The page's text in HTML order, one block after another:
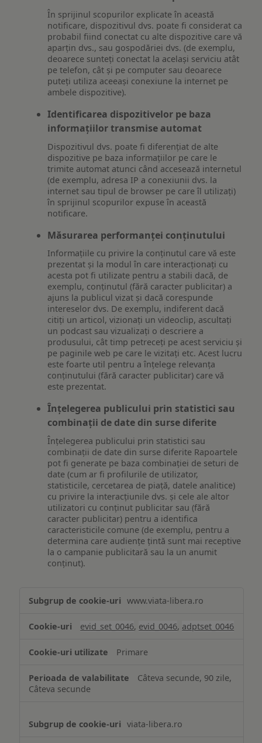
În sprijinul scopurilor explicate în această
notificare, dispozitivul dvs. poate fi considerat ca
probabil fiind conectat cu alte dispozitive care vă
aparțin dvs., sau gospodăriei dvs. (de exemplu,
deoarece sunteți conectat la același serviciu atât
pe telefon, cât și pe computer sau deoarece
puteți utiliza aceeași conexiune la internet pe
ambele dispozitive).
Identificarea dispozitivelor pe baza
informațiilor transmise automat
Dispozitivul dvs. poate fi diferențiat de alte
dispozitive pe baza informațiilor pe care le
trimite automat atunci când accesează internetul
(de exemplu, adresa IP a conexiunii dvs. la
internet sau tipul de browser pe care îl utilizați)
în sprijinul scopurilor expuse în această
notificare.
Măsurarea performanței conținutului
Informațiile cu privire la conținutul care vă este
prezentat și la modul în care interacționați cu
acesta pot fi utilizate pentru a stabili dacă, de
exemplu, conținutul (fără caracter publicitar) a
ajuns la publicul vizat și dacă corespunde
intereselor dvs. De exemplu, indiferent dacă
citiți un articol, vizionați un videoclip, ascultați
un podcast sau vizualizați o descriere a
produsului, cât timp petreceți pe acest serviciu și
pe paginile web pe care le vizitați etc. Acest lucru
este foarte util pentru a înțelege relevanța
conținutului (fără caracter publicitar) care vă
este prezentat.
Înțelegerea publicului prin statistici sau
combinații de date din surse diferite
Înțelegerea publicului prin statistici sau
combinații de date din surse diferite Rapoartele
pot fi generate pe baza combinației de seturi de
date (cum ar fi profilurile de utilizator,
statisticile, cercetarea de piață, datele analitice)
cu privire la interacțiunile dvs. și cele ale altor
utilizatori cu conținut publicitar sau (fără
caracter publicitar) pentru a identifica
caracteristicile comune (de exemplu, pentru a
determina care audiențe țintă sunt mai receptive
la o campanie publicitară sau la un anumit
conținut).
www.viata-libera.ro
evid_set_0046, evid_0046, adptset_0046
Primare
Câteva secunde, 90 zile,
Câteva secunde
viata-libera.ro